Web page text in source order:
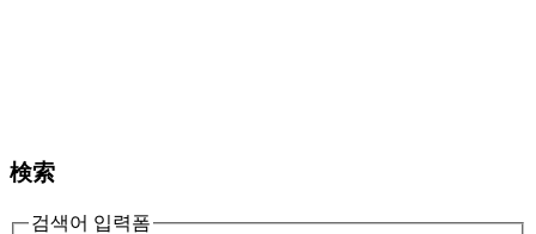
検索
검색어 입력폼